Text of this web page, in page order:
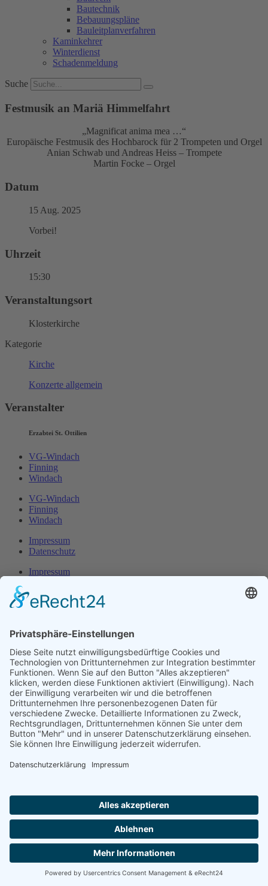
Bautechnik
Bebauungspläne
Bauleitplanverfahren
Kaminkehrer
Winterdienst
Schadenmeldung
Suche
Festmusik an Mariä Himmelfahrt
„Magnificat anima mea …“
Europäische Festmusik des Hochbarock für 2 Trompeten und Orgel
Anian Schwab und Andreas Heiss – Trompete
Martin Focke – Orgel
Datum
15 Aug. 2025
Vorbei!
Uhrzeit
15:30
Veranstaltungsort
Klosterkirche
Kategorie
Kirche
Konzerte allgemein
Veranstalter
Erzabtei St. Ottilien
VG-Windach
Finning
Windach
VG-Windach
Finning
Windach
Impressum
Datenschutz
Impressum
Erster Bürgermeister Eresing
86922 Eresing
Telefon:+49(0)8193 - 5456
Email:klotz@vg-windach.de
Sprechzeiten Bürgermeister
Montag und Mittwoch17:00 Uhr - 18:30 Uhr
Freitag15:00 Uhr - 16:30 Uhr
16:30 Uhr - 18:30 Uhr
Notruf bei Wasserrohrbruch:
Notdienst:
Telefon: 08193-9305-99
© 2020 All rights Reserved.